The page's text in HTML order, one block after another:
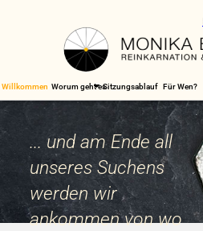
Willkommen Worum geht esSitzungsablauf Für Wen?
... und am Ende all
unseres Suchens
werden wir
ankommen von wo